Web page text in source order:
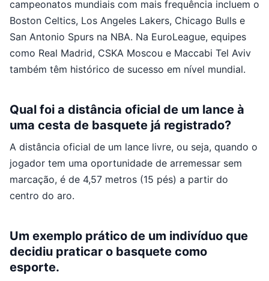
campeonatos mundiais com mais frequência incluem o
Boston Celtics, Los Angeles Lakers, Chicago Bulls e
San Antonio Spurs na NBA. Na EuroLeague, equipes
como Real Madrid, CSKA Moscou e Maccabi Tel Aviv
também têm histórico de sucesso em nível mundial.
Qual foi a distância oficial de um lance à
uma cesta de basquete já registrado?
A distância oficial de um lance livre, ou seja, quando o
jogador tem uma oportunidade de arremessar sem
marcação, é de 4,57 metros (15 pés) a partir do
centro do aro.
Um exemplo prático de um indivíduo que
decidiu praticar o basquete como
esporte.